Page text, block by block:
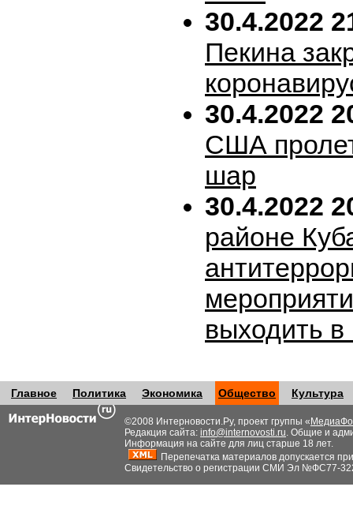
30.4.2022
Пекина
30.4.2022
США
шар
30.4.2022
районе
выходить
Главное Политика Экономика Общество Культура
©2008 Интерновости.Ру, проект группы «
Редакция сайта: info@internovosti.ru. Общие и
Информация на сайте для лиц старше 18 лет.
Перепечатка материалов допускается
Свидетельство о регистрации СМИ Эл №ФС77-